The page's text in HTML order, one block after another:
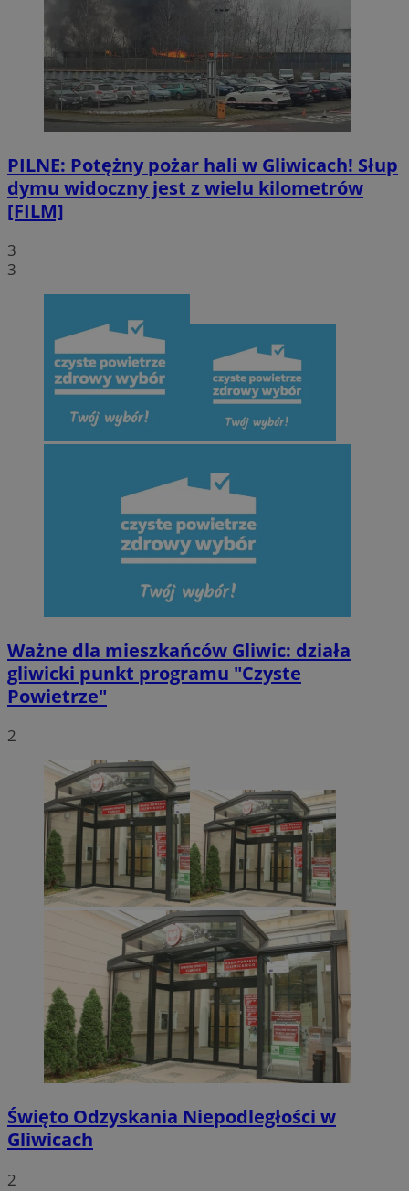
PILNE: Potężny pożar hali w Gliwicach! Słup
dymu widoczny jest z wielu kilometrów
[FILM]
3
3
Ważne dla mieszkańców Gliwic: działa
gliwicki punkt programu "Czyste
Powietrze"
2
Święto Odzyskania Niepodległości w
Gliwicach
2